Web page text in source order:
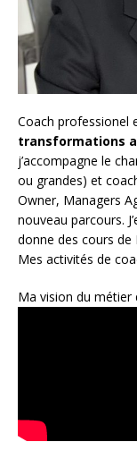
Coach professionel
transformations
j’accompagne le
ou grandes) et
Owner, Managers
nouveau parcours.
donne des cours de
Mes activités de
Ma vision du métier